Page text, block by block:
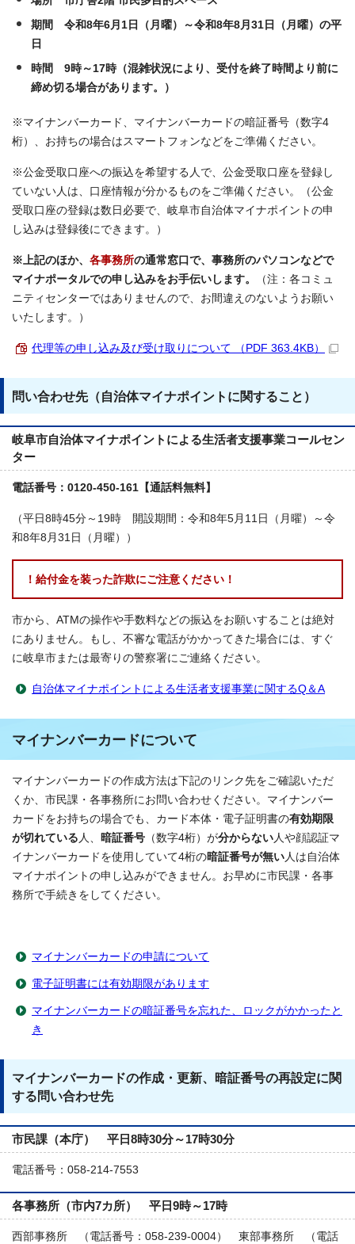
期間 令和8年6月1日（月曜）～令和8年8月31日（月曜）の平
日
時間 9時～17時（混雑状況により、受付を終了時間より前に
締め切る場合があります。）
※マイナンバーカード、マイナンバーカードの暗証番号（数字4
桁）、お持ちの場合はスマートフォンなどをご準備ください。
※公金受取口座への振込を希望する人で、公金受取口座を登録し
ていない人は、口座情報が分かるものをご準備ください。（公金
受取口座の登録は数日必要で、岐阜市自治体マイナポイントの申
し込みは登録後にできます。）
※上記のほか、 各事務所の通常窓口で、事務所のパソコンなどで
マイナポータルでの申し込みをお手伝いします。
（注：各コミュ
ニティセンターではありませんので、お間違えのないようお願い
いたします。）
代理等の申し込み及び受け取りについて （PDF 363.4KB）
問い合わせ先（自治体マイナポイントに関すること）
岐阜市自治体マイナポイントによる生活者支援事業コールセン
ター
電話番号：0120-450-161【通話料無料】
（平日8時45分～19時 開設期間：令和8年5月11日（月曜）～令
和8年8月31日（月曜））
！給付金を装った詐欺にご注意ください！
市から、ATMの操作や手数料などの振込をお願いすることは絶対
にありません。もし、不審な電話がかかってきた場合には、すぐ
に岐阜市または最寄りの警察署にご連絡ください。
自治体マイナポイントによる生活者支援事業に関するQ＆A
マイナンバーカードについて
マイナンバーカードの作成方法は下記のリンク先をご確認いただ
くか、市民課・各事務所にお問い合わせください。マイナンバー
カードをお持ちの場合でも、カード本体・電子証明書の有効期限
が切れている 人、 暗証番号 （数字4桁）が分からない 人や顔認証マ
イナンバーカードを使用していて4桁の暗証番号が無い 人は自治体
マイナポイントの申し込みができません。お早めに市民課・各事
務所で手続きをしてください。
マイナンバーカードの申請について
電子証明書には有効期限があります
マイナンバーカードの暗証番号を忘れた、ロックがかかったと
き
マイナンバーカードの作成・更新、暗証番号の再設定に関
する問い合わせ先
市民課（本庁） 平日8時30分～17時30分
電話番号：058-214-7553
各事務所（市内7カ所） 平日9時～17時
西部事務所 （電話番号：058-239-0004） 東部事務所 （電話